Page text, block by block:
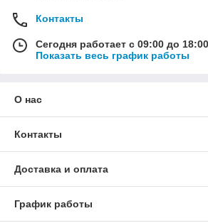
Контакты
Сегодня работает с 09:00 до 18:00
Показать весь график работы
О нас
Контакты
Доставка и оплата
График работы